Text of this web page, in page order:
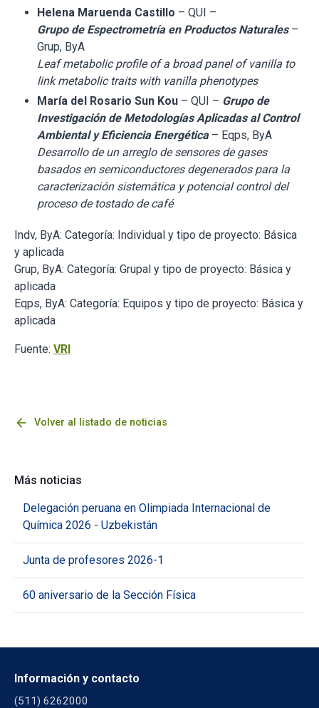
Helena Maruenda Castillo – QUI –
Grupo de Espectrometría en Productos Naturales–
Grup, ByA
Leaf metabolic profile of a broad panel of vanilla to
link metabolic traits with vanilla phenotypes
María del Rosario Sun Kou – QUI – Grupo de
Investigación de Metodologías Aplicadas al Control
Ambiental y Eficiencia Energética– Eqps, ByA
Desarrollo de un arreglo de sensores de gases
basados en semiconductores degenerados para la
caracterización sistemática y potencial control del
proceso de tostado de café
Indv, ByA: Categoría: Individual y tipo de proyecto: Básica
y aplicada
Grup, ByA: Categoría: Grupal y tipo de proyecto: Básica y
aplicada
Eqps, ByA: Categoría: Equipos y tipo de proyecto: Básica y
aplicada
Fuente: VRI
arrow_back Volver al listado de noticias
Más noticias
Delegación peruana en Olimpiada Internacional de
Química 2026 - Uzbekistán
Junta de profesores 2026-1
60 aniversario de la Sección Física
Información y contacto
(511) 6262000